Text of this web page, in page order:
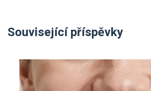
Související příspěvky